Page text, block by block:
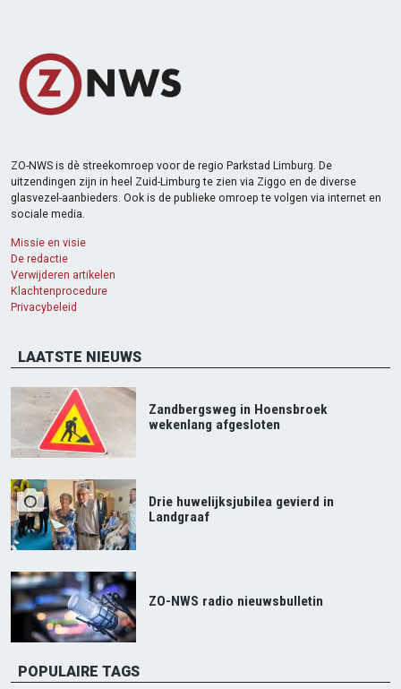
ZO-NWS is dè streekomroep voor de regio Parkstad Limburg. De
uitzendingen zijn in heel Zuid-Limburg te zien via Ziggo en de diverse
glasvezel-aanbieders. Ook is de publieke omroep te volgen via internet en
sociale media.
Missie en visie
De redactie
Verwijderen artikelen
Klachtenprocedure
Privacybeleid
LAATSTE NIEUWS
Zandbergsweg in Hoensbroek
wekenlang afgesloten
Drie huwelijksjubilea gevierd in
Landgraaf
ZO-NWS radio nieuwsbulletin
POPULAIRE TAGS